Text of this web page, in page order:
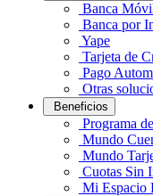
Banca
Banca por
Yape
Tarjeta de
Pago
Otras
Beneficios
Programa
Mundo
Mundo
Cuotas Sin
Mi Espacio